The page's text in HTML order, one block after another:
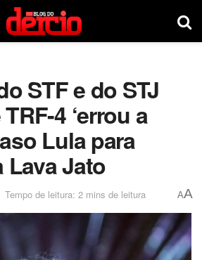
STF e do STJ
4 ‘errou a
Lula para
Lava Jato
Tempo de leitura: 2 mins de leitura AA